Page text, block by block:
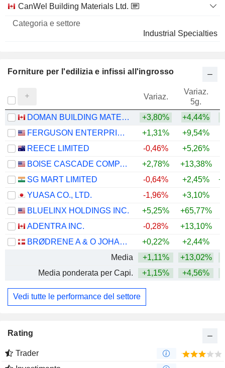
Categoria
CanWel Building Materials Ltd.
Industrial Specialties
Forniture per l'edilizia e infissi all'ingrosso
Variaz.
Variaz.
5g.
DOMAN BUILDING MATERIALS GROUP LTD. +3,80% +4,44%
FERGUSON ENTERPRISES INC.
+1,31% +9,54%
REECE LIMITED
-0,46% +5,26%
BOISE CASCADE COMPANY
+2,78% +13,38%
SG MART LIMITED
-0,64% +2,45%
YUASA CO., LTD.
-1,96% +3,10%
BLUELINX HOLDINGS INC.
+5,25% +65,77%
ADENTRA INC.
-0,28% +13,10%
BRØDRENE A & O JOHANSEN A/S
+0,22% +2,44%
Media
+1,11% +13,02%
Media ponderata per Capi.
+1,15% +4,56%
Vedi tutte le performance del settore
Rating
Trader